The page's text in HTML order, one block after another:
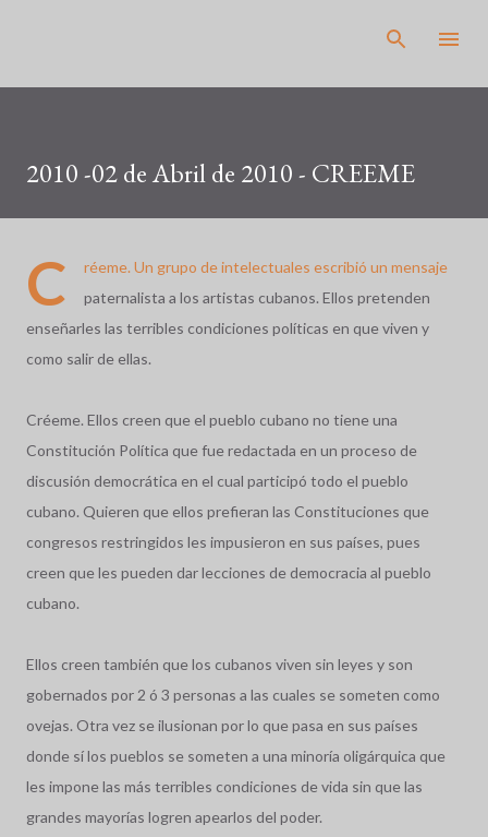
2010 -02 de Abril de 2010 - CREEME
C
réeme. Un grupo de intelectuales escribió un mensaje
paternalista a los artistas cubanos. Ellos pretenden
enseñarles las terribles condiciones políticas en que viven y
como salir de ellas.
Créeme. Ellos creen que el pueblo cubano no tiene una
Constitución Política que fue redactada en un proceso de
discusión democrática en el cual participó todo el pueblo
cubano. Quieren que ellos prefieran las Constituciones que
congresos restringidos les impusieron en sus países, pues
creen que les pueden dar lecciones de democracia al pueblo
cubano.
Ellos creen también que los cubanos viven sin leyes y son
gobernados por 2 ó 3 personas a las cuales se someten como
ovejas. Otra vez se ilusionan por lo que pasa en sus países
donde sí los pueblos se someten a una minoría oligárquica que
les impone las más terribles condiciones de vida sin que las
grandes mayorías logren apearlos del poder.